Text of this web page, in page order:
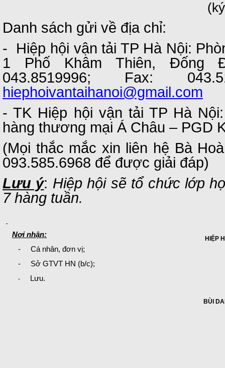
Danh sách gửi về địa chỉ:
- Hiệp hội vận tải TP Hà Nội:
1 Phố Khâm Thiên, Đống
043.8519996; Fax:
hiephoivantaihanoi@gmail.com
- TK Hiệp hội vận tải TP Hà
hàng thương mại Á Châu – PGD
(Mọi thắc mắc xin liên hệ Bà
093.585.6968 để được giải đáp)
Lưu ý: Hiệp hội sẽ tổ chức lớp
7 hàng tuần.
Nơi nhận:
-
Cá nhân, đơn vị;
-
Sở GTVT HN (b/c);
- Lưu.
HIỆP
BÙI DANH